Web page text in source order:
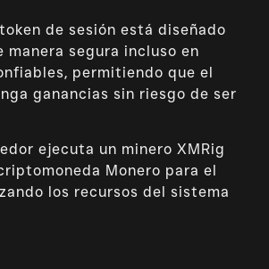
de sesión está diseñado
manera segura incluso en
permitiendo que el
ganancias sin riesgo de ser
ejecuta un minero XMRig
Monero para el
los recursos del sistema